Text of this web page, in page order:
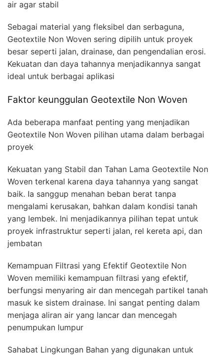
air agar stabil
Sebagai material yang fleksibel dan serbaguna,
Geotextile Non Woven sering dipilih untuk proyek
besar seperti jalan, drainase, dan pengendalian erosi.
Kekuatan dan daya tahannya menjadikannya sangat
ideal untuk berbagai aplikasi
Faktor keunggulan Geotextile Non Woven
Ada beberapa manfaat penting yang menjadikan
Geotextile Non Woven pilihan utama dalam berbagai
proyek
Kekuatan yang Stabil dan Tahan Lama Geotextile Non
Woven terkenal karena daya tahannya yang sangat
baik. Ia sanggup menahan beban berat tanpa
mengalami kerusakan, bahkan dalam kondisi tanah
yang lembek. Ini menjadikannya pilihan tepat untuk
proyek infrastruktur seperti jalan, rel kereta api, dan
jembatan
Kemampuan Filtrasi yang Efektif Geotextile Non
Woven memiliki kemampuan filtrasi yang efektif,
berfungsi menyaring air dan mencegah partikel tanah
masuk ke sistem drainase. Ini sangat penting dalam
menjaga aliran air yang lancar dan mencegah
penumpukan lumpur
Sahabat Lingkungan Bahan yang digunakan untuk